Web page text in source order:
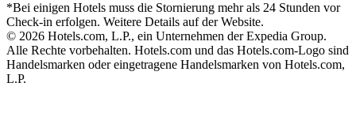
*Bei einigen Hotels muss die Stornierung mehr als 24 Stunden vor
Check-in erfolgen. Weitere Details auf der Website.
© 2026 Hotels.com, L.P., ein Unternehmen der Expedia Group.
Alle Rechte vorbehalten. Hotels.com und das Hotels.com-Logo sind
Handelsmarken oder eingetragene Handelsmarken von Hotels.com,
L.P.